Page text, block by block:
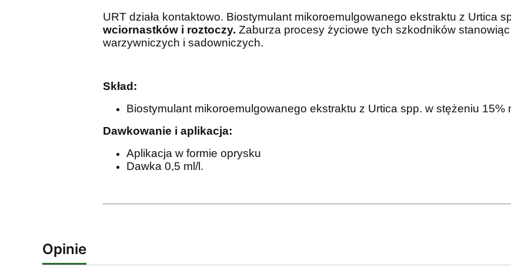
URT działa kontaktowo. Biostymulant mikoroemulgowanego ekstraktu z Urtica
wciornastków i roztoczy. Zaburza procesy życiowe tych szkodników
warzywniczych i sadowniczych.
Skład:
Biostymulant mikoroemulgowanego ekstraktu z Urtica spp. w stężeniu 15%
Dawkowanie i aplikacja:
Aplikacja w formie oprysku
Dawka 0,5 ml/l.
Opinie